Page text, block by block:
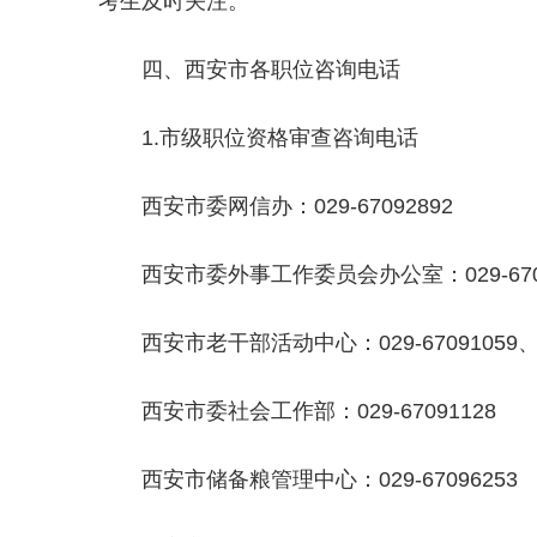
四、西安市各职位咨询电话
1.市级职位资格审查咨询电话
西安市委网信办：029-67092892
西安市委外事工作委员会办公室：029-
西安市老干部活动中心：029-67091059
西安市委社会工作部：029-67091128
西安市储备粮管理中心：029-67096253